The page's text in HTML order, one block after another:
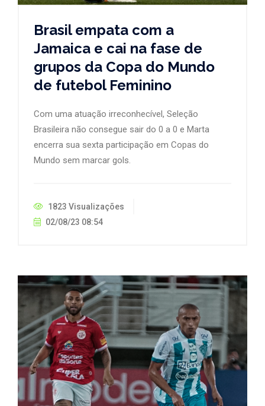
Brasil empata com a
Jamaica e cai na fase de
grupos da Copa do Mundo
de futebol Feminino
Com uma atuação irreconhecível, Seleção
Brasileira não consegue sair do 0 a 0 e Marta
encerra sua sexta participação em Copas do
Mundo sem marcar gols.
1823 Visualizações
02/08/23 08:54